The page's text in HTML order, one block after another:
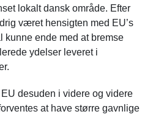
lokalt dansk område. Efter
været hensigten med EU’s
kunne ende med at bremse
ydelser leveret i
desuden i videre og videre
at have større gavnlige